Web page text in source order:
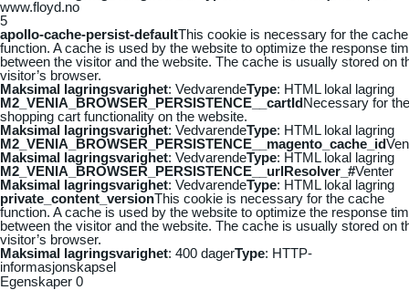
www.floyd.no
5
apollo-cache-persist-defaultThis cookie is necessary for the cache
function. A cache is used by the website to optimize the response
between the visitor and the website. The cache is usually stored on
visitor’s browser.
Maksimal lagringsvarighet: VedvarendeType: HTML lokal lagring
M2_VENIA_BROWSER_PERSISTENCE__cartIdNecessary for the
shopping cart functionality on the website.
Maksimal lagringsvarighet: VedvarendeType: HTML lokal lagring
M2_VENIA_BROWSER_PERSISTENCE__magento_cache_id
Maksimal lagringsvarighet: VedvarendeType: HTML lokal lagring
M2_VENIA_BROWSER_PERSISTENCE__urlResolver_#Venter
Maksimal lagringsvarighet: VedvarendeType: HTML lokal lagring
private_content_versionThis cookie is necessary for the cache
function. A cache is used by the website to optimize the response
between the visitor and the website. The cache is usually stored on
visitor’s browser.
Maksimal lagringsvarighet: 400 dagerType: HTTP-
informasjonskapsel
Egenskaper 0